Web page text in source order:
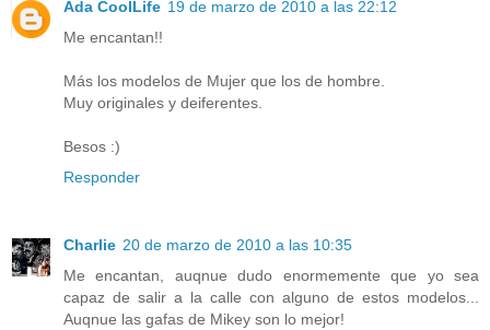
Ada CoolLife 19 de marzo de 2010 a las 22:12
Me encantan!!
Más los modelos de Mujer que los de hombre.
Muy originales y deiferentes.
Besos :)
Responder
Charlie 20 de marzo de 2010 a las 10:35
Me encantan, auqnue dudo enormemente que yo sea
capaz de salir a la calle con alguno de estos modelos...
Auqnue las gafas de Mikey son lo mejor!